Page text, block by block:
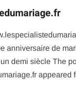
anniversaire de
demi siècle The
appeared